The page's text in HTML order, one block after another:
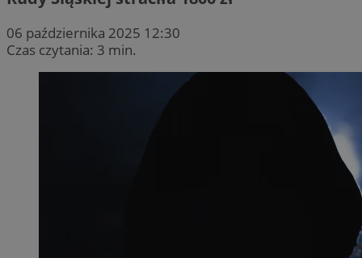
06 października 2025 12:30
Czas czytania: 3 min.